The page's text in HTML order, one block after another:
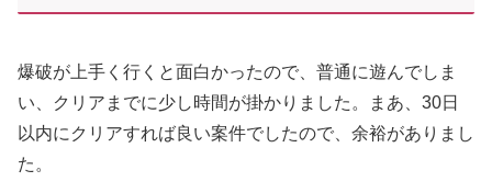
爆破が上手く行くと面白かったので、普通に遊んでしま
い、クリアまでに少し時間が掛かりました。まあ、30日
以内にクリアすれば良い案件でしたので、余裕がありまし
た。